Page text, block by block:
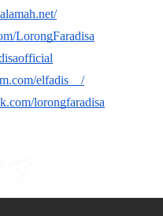
LorongFaradisa
elfadis__/
lorongfaradisa